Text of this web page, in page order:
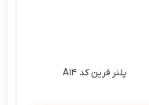
پلنر فرین کد A۱۴